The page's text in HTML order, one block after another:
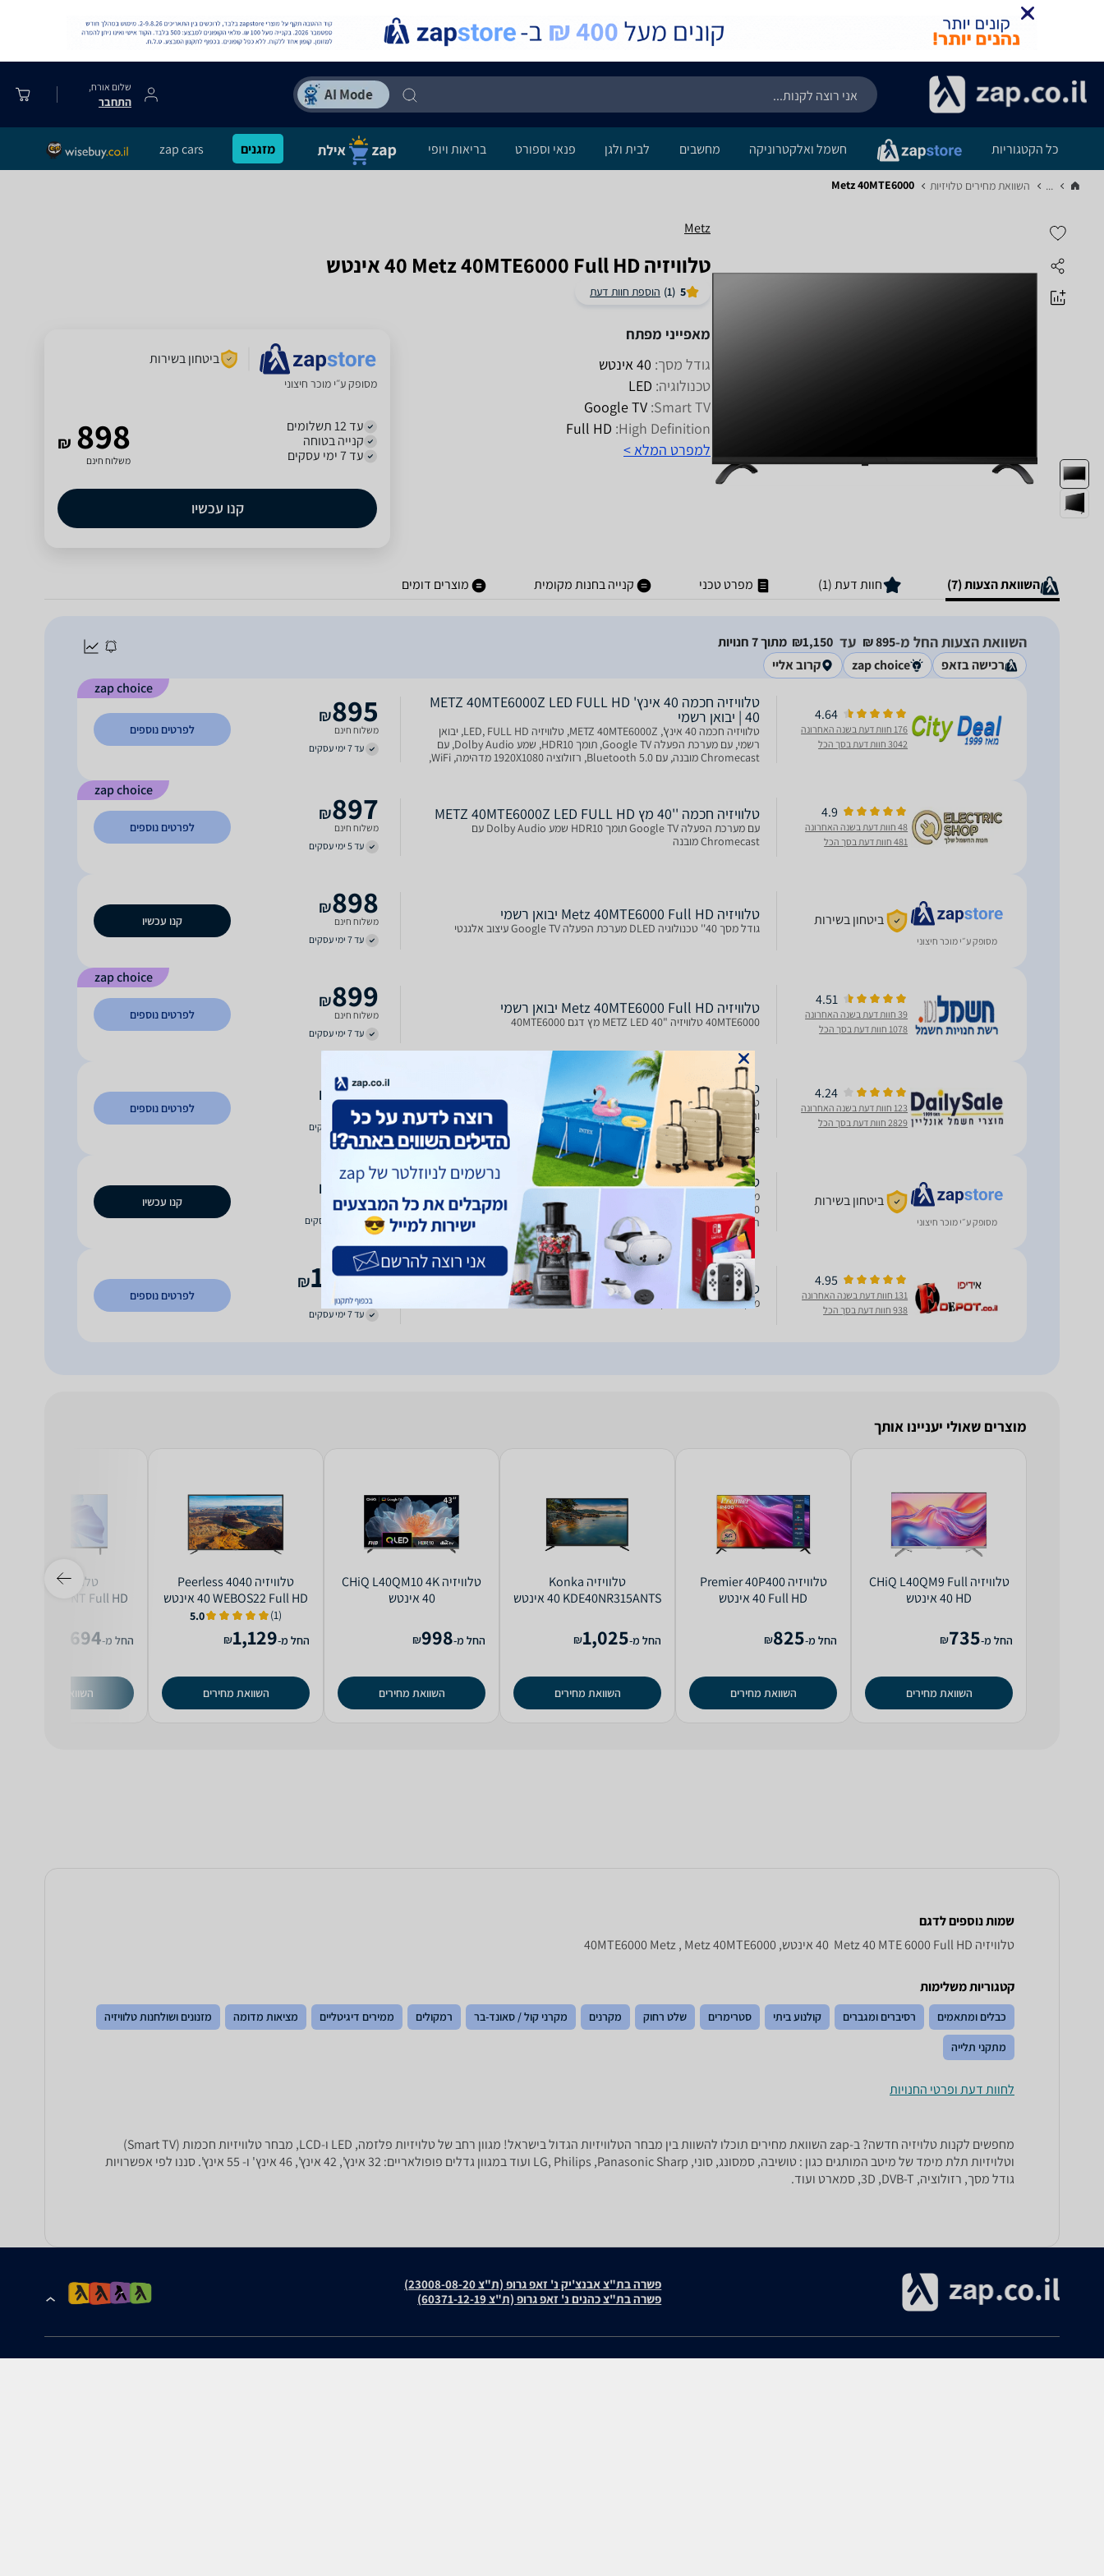
שלום אורח,
התחבר
כל הקטגוריות חשמל ואלקטרוניקה מחשבים לבית ולגן פנאי וספורט בריאות ויופי מזגנים zap cars
... השוואת מחירים טלויזיות‏ Metz 40MTE6000
Metz
טלוויזיה Metz 40MTE6000 Full HD ‏40 ‏אינטש
5
(1) הוספת חוות דעת
מאפייני מפתח
גודל מסך: 40 אינטש
טכנולוגיה: LED
Smart TV:
Google TV
High Definition:
Full HD
למפרט המלא >
ביטחון בשירות
מסופק ע״י מוכר חיצוני
עד 12 תשלומים
קנייה בטוחה
עד 7 ימי עסקים
₪ 898
משלוח חינם
קנו עכשיו
השוואת הצעות (7) חוות דעת (1) מפרט טכני קנייה בחנות מקומית מוצרים דומים
השוואת הצעות החל מ-895‏ ₪ עד 1,150‏₪
מתוך 7 חנויות
רכישה בזאפ
zap choice
קרוב אליי
zap choice
4.64
176 חוות דעת בשנה האחרונה
3042 חוות דעת בסך הכל
טלוויזיה חכמה 40 אינץ' METZ 40MTE6000Z LED FULL HD
40 | יבואן רשמי
טלוויזיה חכמה 40 אינץ', METZ 40MTE6000Z, טלוויזיה LED, FULL HD, יבואן
רשמי, עם מערכת הפעלה Google TV, תומך HDR10, שמע Dolby Audio, עם
Chromecast מובנה, עם Bluetooth 5.0, רזולוציה 1920X1080 מדהימה, WiFi,
895
₪
משלוח חינם
עד 7 ימי עסקים
לפרטים נוספים
zap choice
4.9
48 חוות דעת בשנה האחרונה
481 חוות דעת בסך הכל
טלוויזיה חכמה ''40 מץ METZ 40MTE6000Z LED FULL HD
עם מערכת הפעלה Google TV תומך HDR10 שמע Dolby Audio עם
Chromecast מובנה
897
₪
משלוח חינם
עד 5 ימי עסקים
לפרטים נוספים
מסופק ע״י מוכר חיצוני
ביטחון בשירות טלוויזיה Metz 40MTE6000 Full HD יבואן רשמי
גודל מסך 40'' טכנולוגיה DLED מערכת הפעלה Google TV עיצוב אלגנטי
898
₪
משלוח חינם
עד 7 ימי עסקים
קנו עכשיו
zap choice
4.51
39 חוות דעת בשנה האחרונה
1078 חוות דעת בסך הכל
טלוויזיה Metz 40MTE6000 Full HD יבואן רשמי
40MTE6000 טלוויזיה "METZ LED 40 מץ דגם 40MTE6000
899
₪
משלוח חינם
עד 7 ימי עסקים
לפרטים נוספים
4.24
123 חוות דעת בשנה האחרונה
2829 חוות דעת בסך הכל
טלוויזיה חכמה "LED FULL HD 40 מץ METZ 40MTE6000
טלוויזיה חכמה METZ 40MTE6000 עם מסך LED Full HD בגודל 40 אינץ'
ורזולוציה 1920x1080. מופעלת על Google TV עם גישה ל-Netflix, YouTube,
Amazon Prime ועוד. תומכת ב-DVB-C/T2/S2, Bluetooth 5.0 ו-WiFi דו-ערוצי.
כוללת 2 חיבורי HD...
990
₪
משלוח חינם
עד 7 ימי עסקים
לפרטים נוספים
מסופק ע״י מוכר חיצוני
ביטחון בשירות
טלוויזיה "LED FULL HD 40 מץ דגם 40MTE6000
מאפיינים : גודל מסך: 40" טכנולוגיה: DLED רזולוציה: Full HD 1920 x 1080
HDR10 יחס תמונה: 16:9 זווית צפייה: 176°(ר)/176°(ג) בהירות: 200nitz הספק
רמקולים: 2x10W Dolby Audio טלוויזיה חכמה: מערכת הפעלה: Google TV
מעבד: 4 ליבות A55 זיכרון: 1.5Gb אחסון פנימי: 8
990
₪
משלוח חינם
עד 10 ימי עסקים
קנו עכשיו
4.95
131 חוות דעת בשנה האחרונה
938 חוות דעת בסך הכל
טלוויזיה "LED FULL HD 40 מץ דגם 40MTE6000
מסך טלויזיה לד 40 אינץ'
1,150
₪
משלוח חינם
עד 7 ימי עסקים
לפרטים נוספים
מוצרים שאולי יעניינו אותך
טלוויזיה CHiQ L40QM9 Full
HD ‏40 ‏אינטש
החל מ-735
₪
השוואת מחירים
טלוויזיה Premier 40P400
Full HD ‏40 ‏אינטש
החל מ-825
₪
השוואת מחירים
טלוויזיה Konka
KDE40NR315ANTS ‏40 ‏אינטש
החל מ-1,025
₪
השוואת מחירים
טלוויזיה CHiQ L40QM10 4K
‏40 ‏אינטש
החל מ-998
₪
השוואת מחירים
טלוויזיה Peerless 4040
WEBOS22 Full HD ‏40 ‏אינטש
(1)
5.0
החל מ-1,129
₪
השוואת מחירים
Full HD
החל מ-694
השוואת מחירים
שמות נוספים לדגם
טלוויזיה Metz 40 MTE 6000 Full HD ‏ 40 ‏אינטש, 40MTE6000 Metz , Metz 40MTE6000
קטגוריות משלימות
כבלים ומתאמים רסיברים ומגברים קולנוע ביתי סטרימרים שלט רחוק מקרנים מקרני קול / סאונד-בר רמקולים ממירים דיגיטליים מציאות מדומה מזנונים ושולחנות טלוויזיה
מתקני תלייה
לחוות דעת ופרטי החנויות
מחפשים לקנות טלויזיה חדשה? ב-zap השוואת מחירים תוכלו להשוות בין מבחר הטלוויזיות הגדול בישראל! מגוון רחב של טלויזיות פלזמה, LED ו-LCD, מבחר טלוויזיות חכמות (Smart TV)
וטלויזיות תלת מימד של מיטב המותגים כגון : טושיבה, סמסונג, סוני, LG, Philips ,Panasonic Sharp ועוד במגוון גדלים פופולאריים: 32 אינץ', 42 אינץ', 46 אינץ' ו- 55 אינץ'. סננו לפי אפשרויות
גודל מסך, רזולוציה, 3D ,DVB-T, סמארט ועוד.
פשרה בת"צ אבנצ'יק נ' זאפ גרופ (ת"צ 23008-08-20)
פשרה בת"צ כהנים נ' זאפ גרופ (ת"צ 60371-12-19)